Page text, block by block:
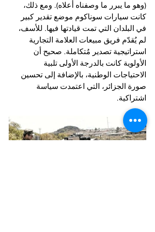
(وهو ما يبرر ما وصفناه أعلاه). ومع ذلك،
كانت سيارات سوناكوم موضع تقدير كبير
في البلدان التي تمت قيادتها فيها. للأسف،
لم يُقدّم فريق مبيعات العلامة التجارية
استراتيجية تصدير مُتكاملة. صحيح أن
الأولوية كانت بالدرجة الأولى تلبية
الاحتياجات الوطنية، بالإضافة إلى تحسين
صورة الجزائر، التي اعتمدت سياسة
اشتراكية.